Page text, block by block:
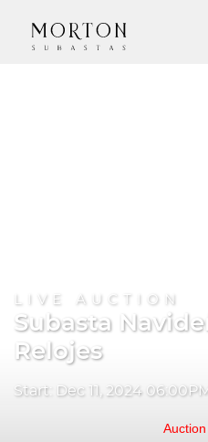
LIVE AUCTION
Subasta
Relojes
Start: Dec 11, 2024